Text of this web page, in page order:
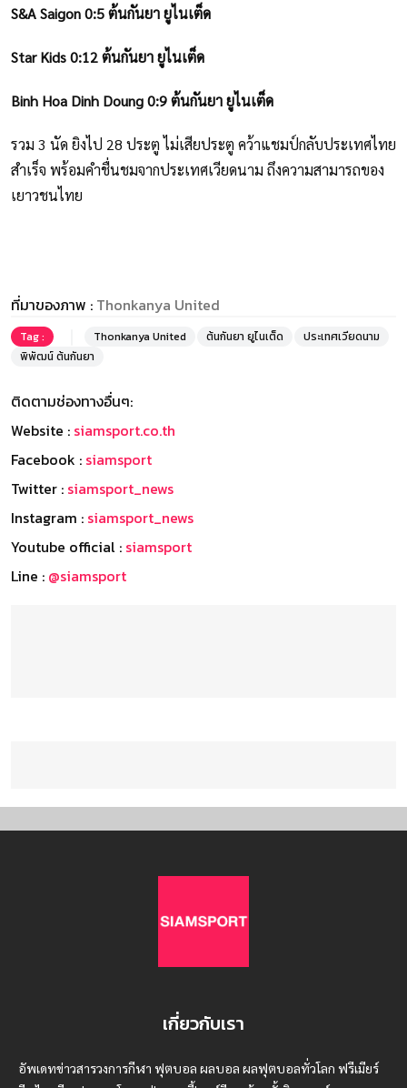
S&A Saigon 0:5 ต้นกันยา ยูไนเต็ด
Star Kids 0:12 ต้นกันยา ยูไนเต็ด
Binh Hoa Dinh Doung 0:9 ต้นกันยา ยูไนเต็ด
รวม 3 นัด ยิงไป 28 ประตู ไม่เสียประตู คว้าแชมป์กลับประเทศไทย
สำเร็จ พร้อมคำชื่นชมจากประเทศเวียดนาม ถึงความสามารถของ
เยาวชนไทย
ที่มาของภาพ : Thonkanya United
Tag : Thonkanya United ต้นกันยา ยูไนเต็ด
ประเทศเวียดนาม
พิพัฒน์ ต้นกันยา
ติดตามช่องทางอื่นๆ:
Website : siamsport.co.th
Facebook : siamsport
Twitter : siamsport_news
Instagram : siamsport_news
Youtube official : siamsport
Line : @siamsport
เกี่ยวกับเรา
อัพเดทข่าวสารวงการกีฬา ฟุตบอล ผลบอล ผลฟุตบอลทั่วโลก ฟรีเมียร์